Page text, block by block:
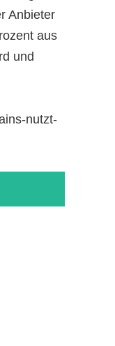
Anbieter
aus
und
nutzt-